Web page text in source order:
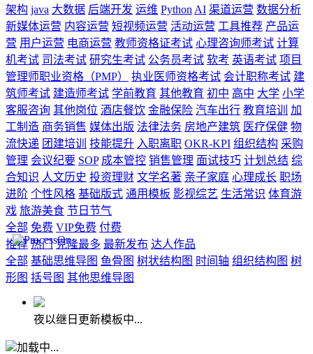
架构 java 大数据 后端开发 运维 Python AI 渠道运营 数据分析
新媒体运营 内容运营 短视频运营 活动运营 工具推荐 产品运
营 用户运营 电商运营 教师资格证考试 心理咨询师考试 计算
机考试 司法考试 研究生考试 公务员考试 软考 英语考试 项目
管理师职业资格（PMP）
执业医师资格考试 会计职称考试 建
筑师考试 建造师考试 学前教育 其他教育 初中 高中 大学 小学
客服咨询 其他岗位 酒店餐饮 金融保险 汽车出行 教育培训
加
工制造 商务销售 媒体出版 法律法务 房地产建筑 医疗保健 物
流快递 团建培训 技能提升 入职离职 OKR-KPI 组织结构 采购
管理 会议纪要 SOP 成本管控 销售管理 面试技巧 计划总结 综
合知识 人文历史 投资理财 文学名著 亲子家庭 心理成长 职场
进阶 个性风格 基础版式 通用模板 影视综艺 生活常识 体育游
戏 旅游美食 节日节气
全部 免费 VIP免费 付费
推荐 热门 克隆最多 最新发布 达人作品
全部 基础思维导图 鱼骨图 树状结构图 时间轴 组织结构图 树
形图 括号图 其他思维导图
夜以继日更新模板中...
加载中...